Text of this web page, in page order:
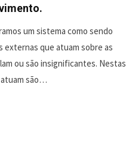
um sistema como sendo
externas que atuam sobre as
ou são insignificantes. Nestas
são…